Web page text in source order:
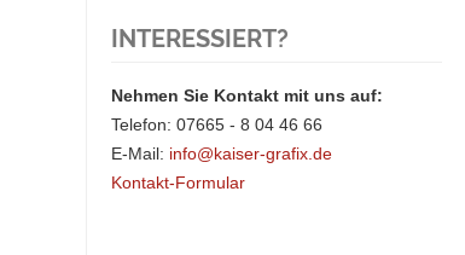
INTERESSIERT?
Nehmen Sie Kontakt mit uns auf:
Telefon: 07665 - 8 04 46 66
E-Mail: info@kaiser-grafix.de
Kontakt-Formular